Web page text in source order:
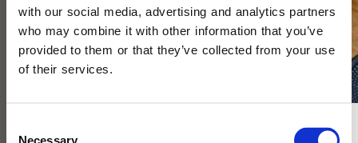
with our social media, advertising and analytics partners
who may combine it with other information that you’ve
provided to them or that they’ve collected from your use
of their services.
Necessary